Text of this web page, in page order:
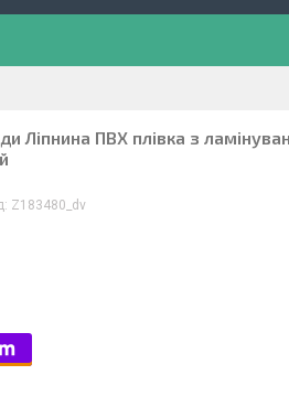
Ліпнина ПВХ плівка з
Z183480_dv